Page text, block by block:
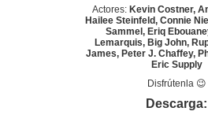
Actores: Kevin Costner,
Hailee Steinfeld, Connie
Sammel, Eriq
Lemarquis, Big John,
James, Peter J. Chaffey,
Eric Supply
Disfrútenla 😉
Descarga: